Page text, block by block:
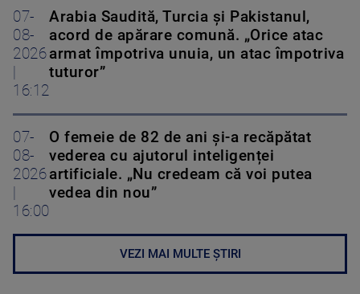
07-
08-
2026
16:12
Arabia Saudită, Turcia și Pakistanul,
acord de apărare comună. „Orice atac
armat împotriva unuia, un atac împotriva
tuturor”
07-
08-
2026
16:00
O femeie de 82 de ani și-a recăpătat
vederea cu ajutorul inteligenței
artificiale. „Nu credeam că voi putea
vedea din nou”
VEZI MAI MULTE ȘTIRI